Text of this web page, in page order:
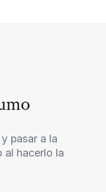
pasar a la
al hacerlo la